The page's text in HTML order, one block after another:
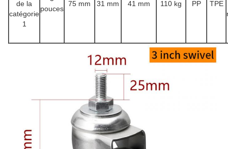
de la
catégorie
1
pouces
75 mm 31 mm 41 mm 110 kg PP
TPE